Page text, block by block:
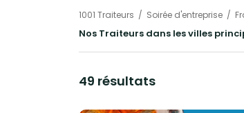
1001 Traiteurs Soirée d'entreprise
Nos Traiteurs dans les villes
49 résultats